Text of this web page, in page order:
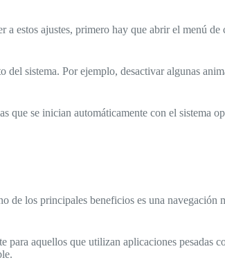
estos ajustes, primero hay que abrir el menú
sistema. Por ejemplo, desactivar algunas
que se inician automáticamente con el sistema
los principales beneficios es una navegación
aquellos que utilizan aplicaciones pesadas